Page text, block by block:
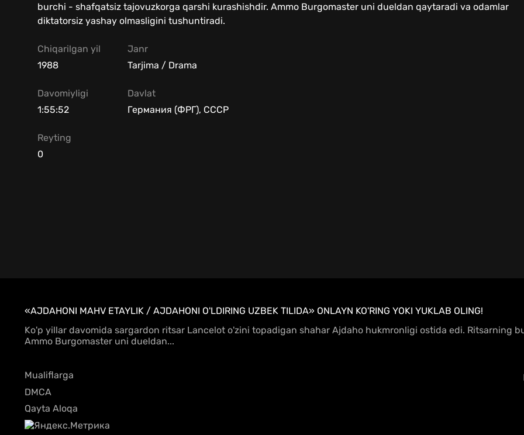
burchi - shafqatsiz tajovuzkorga qarshi kurashishdir. Ammo Burgomaster uni dueldan qaytaradi va odamlar
diktatorsiz yashay olmasligini tushuntiradi.
Chiqarilgan yil
1988
Janr
Tarjima / Drama
Davomiyligi
1:55:52
Davlat
Германия (ФРГ), СССР
Reyting
0
«AJDAHONI MAHV ETAYLIK / AJDAHONI O'LDIRING UZBEK TILIDA» ONLAYN KO'RING YOKI YUKLAB OLING!
Ko'p yillar davomida sargardon ritsar Lancelot o'zini topadigan shahar Ajdaho hukmronligi ostida edi. Ritsarning
Ammo Burgomaster uni dueldan...
Mualiflarga
DMCA
Qayta Aloqa